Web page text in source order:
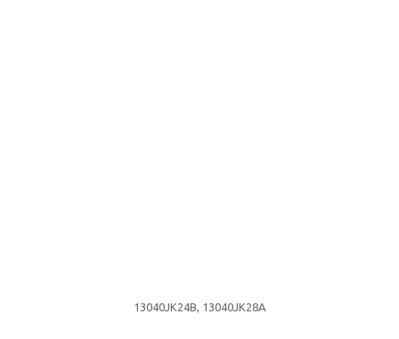
13040JK24B, 13040JK28A